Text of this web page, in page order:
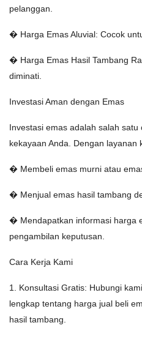
pelanggan.
� Harga Emas Aluvial: Cocok
� Harga Emas Hasil Tambang
diminati.
Investasi Aman dengan Emas
Investasi emas adalah salah
kekayaan Anda. Dengan layanan
� Membeli emas murni atau
� Menjual emas hasil tambang
� Mendapatkan informasi harga
pengambilan keputusan.
Cara Kerja Kami
1. Konsultasi Gratis: Hubungi
lengkap tentang harga jual beli
hasil tambang.